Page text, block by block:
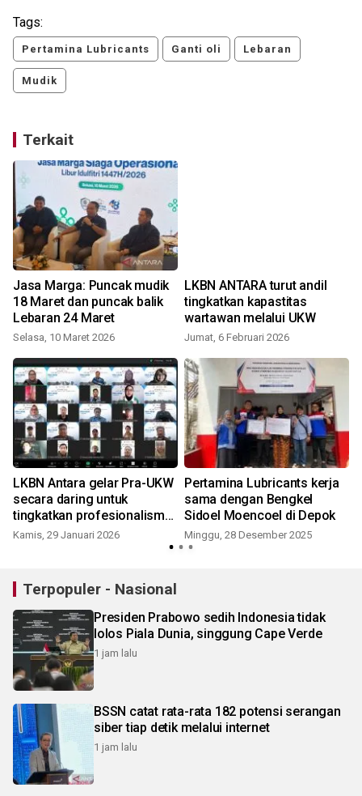
Tags:
Pertamina Lubricants Ganti oli Lebaran
Mudik
Terkait
Jasa Marga: Puncak mudik
18 Maret dan puncak balik
Lebaran 24 Maret
Selasa, 10 Maret 2026
LKBN ANTARA turut andil
tingkatkan kapastitas
wartawan melalui UKW
Jumat, 6 Februari 2026
LKBN Antara gelar Pra-UKW
secara daring untuk
tingkatkan profesionalisme
jurnalis
Kamis, 29 Januari 2026
Pertamina Lubricants kerja
sama dengan Bengkel
Sidoel Moencoel di Depok
Minggu, 28 Desember 2025
Terpopuler - Nasional
Presiden Prabowo sedih Indonesia tidak
lolos Piala Dunia, singgung Cape Verde
1 jam lalu
BSSN catat rata-rata 182 potensi serangan
siber tiap detik melalui internet
1 jam lalu